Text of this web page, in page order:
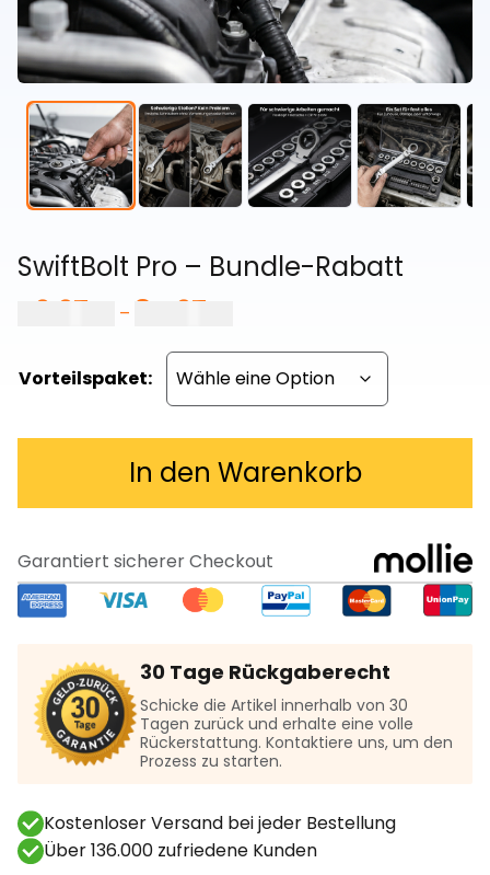
SwiftBolt Pro – Bundle-Rabatt
49,97
– 84,97
bis
84,97 €
Vorteilspaket:
In den Warenkorb
Garantiert sicherer Checkout
30 Tage Rückgaberecht
Schicke die Artikel innerhalb von 30
Tagen zurück und erhalte eine volle
Rückerstattung. Kontaktiere uns, um den
Prozess zu starten.
Kostenloser Versand bei jeder Bestellung
Über 136.000 zufriedene Kunden